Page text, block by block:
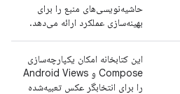
حاشیه‌نویسی‌های منبع را برای
بهینه‌سازی عملکرد ارائه می‌دهد.
این کتابخانه امکان یکپارچه‌سازی
Compose و Android Views
را برای انتخابگر عکس تعبیه‌شده